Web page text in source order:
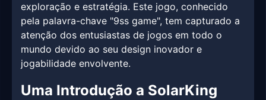
exploração e estratégia. Este jogo, conhecido
pela palavra-chave "9ss game", tem capturado a
atenção dos entusiastas de jogos em todo o
mundo devido ao seu design inovador e
jogabilidade envolvente.
Uma Introdução a SolarKing